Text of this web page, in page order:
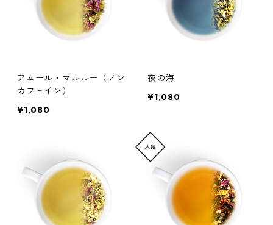
アムール・マルルー（ノン
カフェイン）
¥1,080
夜の海
¥1,080